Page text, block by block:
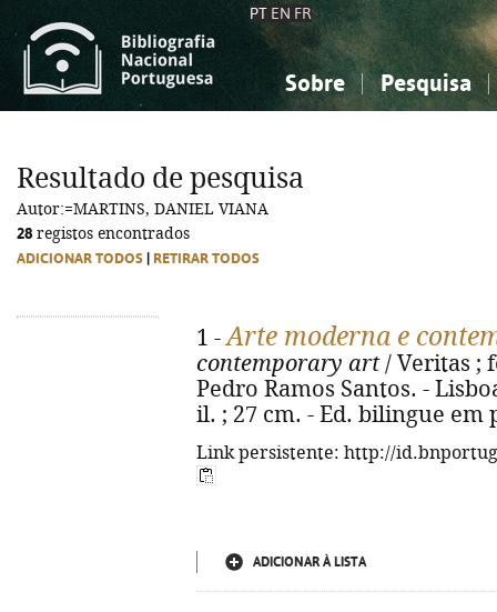
PT EN FR
Sobre Pesquisa
Ciências sociais...
Ciências sociais...
Resultado de pesquisa
Autor:=MARTINS, DANIEL VIANA
28 registos encontrados
ADICIONAR TODOS RETIRAR TODOS
1 -Arte moderna e
contemporary art/ Veritas ;
Pedro Ramos Santos. -
il. ; 27 cm. - Ed. bilingue em
Link persistente: http://
ADICIONAR À LISTA